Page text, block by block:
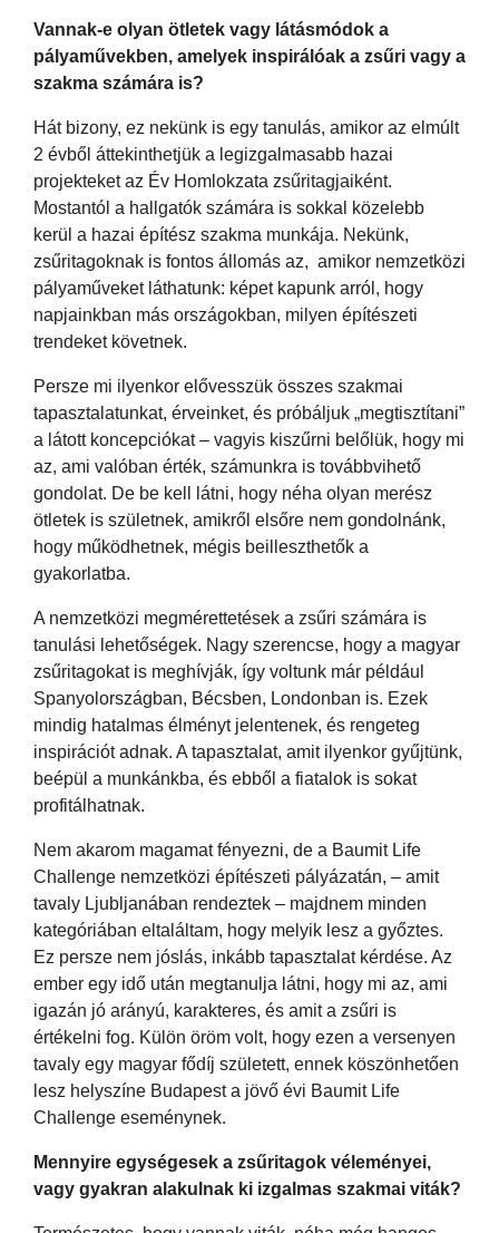
Vannak-e olyan ötletek vagy látásmódok a
pályaművekben, amelyek inspirálóak a zsűri vagy a
szakma számára is?
Hát bizony, ez nekünk is egy tanulás, amikor az elmúlt
2 évből áttekinthetjük a legizgalmasabb hazai
projekteket az Év Homlokzata zsűritagjaiként.
Mostantól a hallgatók számára is sokkal közelebb
kerül a hazai építész szakma munkája. Nekünk,
zsűritagoknak is fontos állomás az, amikor nemzetközi
pályaműveket láthatunk: képet kapunk arról, hogy
napjainkban más országokban, milyen építészeti
trendeket követnek.
Persze mi ilyenkor elővesszük összes szakmai
tapasztalatunkat, érveinket, és próbáljuk „megtisztítani”
a látott koncepciókat – vagyis kiszűrni belőlük, hogy mi
az, ami valóban érték, számunkra is továbbvihető
gondolat. De be kell látni, hogy néha olyan merész
ötletek is születnek, amikről elsőre nem gondolnánk,
hogy működhetnek, mégis beilleszthetők a
gyakorlatba.
A nemzetközi megmérettetések a zsűri számára is
tanulási lehetőségek. Nagy szerencse, hogy a magyar
zsűritagokat is meghívják, így voltunk már például
Spanyolországban, Bécsben, Londonban is. Ezek
mindig hatalmas élményt jelentenek, és rengeteg
inspirációt adnak. A tapasztalat, amit ilyenkor gyűjtünk,
beépül a munkánkba, és ebből a fiatalok is sokat
profitálhatnak.
Nem akarom magamat fényezni, de a Baumit Life
Challenge nemzetközi építészeti pályázatán, – amit
tavaly Ljubljanában rendeztek – majdnem minden
kategóriában eltaláltam, hogy melyik lesz a győztes.
Ez persze nem jóslás, inkább tapasztalat kérdése. Az
ember egy idő után megtanulja látni, hogy mi az, ami
igazán jó arányú, karakteres, és amit a zsűri is
értékelni fog. Külön öröm volt, hogy ezen a versenyen
tavaly egy magyar fődíj született, ennek köszönhetően
lesz helyszíne Budapest a jövő évi Baumit Life
Challenge eseménynek.
Mennyire egységesek a zsűritagok véleményei,
vagy gyakran alakulnak ki izgalmas szakmai viták?